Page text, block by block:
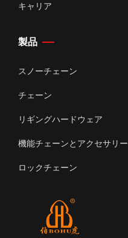
キャリア
製品
スノーチェーン
チェーン
リギングハードウェア
機能チェーンとアクセサリー
ロックチェーン